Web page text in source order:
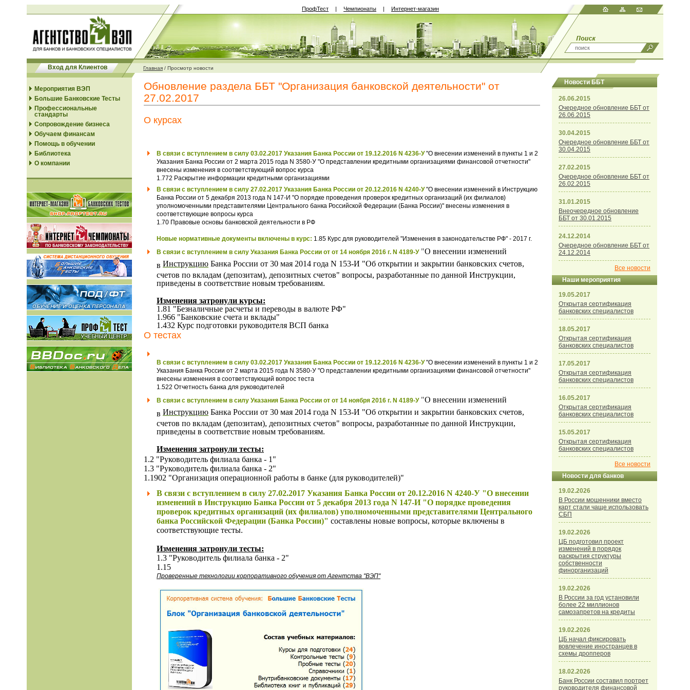
ПрофТест | Чемпионаты | Интернет-магазин
Вход для Клиентов Главная / Просмотр новости
Мероприятия ВЭП
Большие Банковские Тесты
Профессиональные
стандарты
Сопровождение бизнеса
Обучаем финансам
Помощь в обучении
Библиотека
О компании
Обновление раздела ББТ "Организация банковской деятельности" от
27.02.2017
О курсах
В связи с вступлением в силу 03.02.2017 Указания Банка России от 19.12.2016 N 4236-У"О внесении изменений в пункты 1 и 2
Указания Банка России от 2 марта 2015 года N 3580-У "О представлении кредитными организациями финансовой отчетности"
внесены изменения в соответствующий вопрос курса
1.772 Раскрытие информации кредитными организациями
В связи с вступлением в силу 27.02.2017 Указания Банка России от 20.12.2016 N 4240-У"О внесении изменений в Инструкцию
Банка России от 5 декабря 2013 года N 147-И "О порядке проведения проверок кредитных организаций (их филиалов)
уполномоченными представителями Центрального банка Российской Федерации (Банка России)" внесены изменения в
соответствующие вопросы курса
1.70 Правовые основы банковской деятельности в РФ
Новые нормативные документы включены в курс: 1.85 Курс для руководителей "Изменения в законодательстве РФ" - 2017 г.
В связи с вступлением в силу Указания Банка России от от 14 ноября 2016 г. N 4189-У"О внесении изменений
в Инструкцию Банка России от 30 мая 2014 года N 153-И "Об открытии и закрытии банковских счетов,
счетов по вкладам (депозитам), депозитных счетов" вопросы, разработанные по данной Инструкции,
приведены в соответствие новым требованиям.
Изменения затронули курсы:
1.81 "Безналичные расчеты и переводы в валюте РФ"
1.966 "Банковские счета и вклады"
1.432 Курс подготовки руководителя ВСП банка
О тестах
В связи с вступлением в силу 03.02.2017 Указания Банка России от 19.12.2016 N 4236-У"О внесении изменений в пункты 1 и 2
Указания Банка России от 2 марта 2015 года N 3580-У "О представлении кредитными организациями финансовой отчетности"
внесены изменения в соответствующий вопрос теста
1.522 Отчетность банка для руководителей
В связи с вступлением в силу Указания Банка России от от 14 ноября 2016 г. N 4189-У"О внесении изменений
в Инструкцию Банка России от 30 мая 2014 года N 153-И "Об открытии и закрытии банковских счетов,
счетов по вкладам (депозитам), депозитных счетов" вопросы, разработанные по данной Инструкции,
приведены в соответствие новым требованиям.
Изменения затронули тесты:
1.2 "Руководитель филиала банка - 1"
1.3 "Руководитель филиала банка - 2"
1.1902 "Организация операционной работы в банке (для руководителей)"
В связи с вступлением в силу 27.02.2017 Указания Банка России от 20.12.2016 N 4240-У "О внесении
изменений в Инструкцию Банка России от 5 декабря 2013 года N 147-И "О порядке проведения
проверок кредитных организаций (их филиалов) уполномоченными представителями Центрального
банка Российской Федерации (Банка России)" составлены новые вопросы, которые включены в
соответствующие тесты.
Изменения затронули тесты:
1.3 "Руководитель филиала банка - 2"
1.15
Проверенные технологии корпоративного обучения от Агентства "ВЭП"
Новости ББТ
26.06.2015
Очередное обновление ББТ от
26.06.2015
30.04.2015
Очередное обновление ББТ от
30.04.2015
27.02.2015
Очередное обновление ББТ от
26.02.2015
31.01.2015
Внеочередное обновление
ББТ от 30.01.2015
24.12.2014
Очередное обновление ББТ от
24.12.2014
Все новости
Наши мероприятия
19.05.2017
Открытая сертификация
банковских специалистов
18.05.2017
Открытая сертификация
банковских специалистов
17.05.2017
Открытая сертификация
банковских специалистов
16.05.2017
Открытая сертификация
банковских специалистов
15.05.2017
Открытая сертификация
банковских специалистов
Все новости
Новости для банков
19.02.2026
В России мошенники вместо
карт стали чаще использовать
СБП
19.02.2026
ЦБ подготовил проект
изменений в порядок
раскрытия структуры
собственности
финорганизаций
19.02.2026
В России за год установили
более 22 миллионов
самозапретов на кредиты
19.02.2026
ЦБ начал фиксировать
вовлечение иностранцев в
схемы дропперов
18.02.2026
Банк России составил портрет
руководителя финансовой